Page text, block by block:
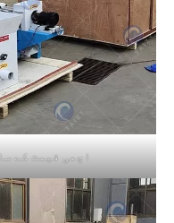
اچھی قیمت کے